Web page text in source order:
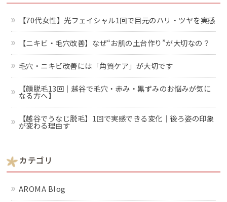
【70代女性】光フェイシャル1回で目元のハリ・ツヤを実感
【ニキビ・毛穴改善】なぜ“お肌の土台作り”が大切なの？
毛穴・ニキビ改善には「角質ケア」が大切です
【顔脱毛13回｜越谷で毛穴・赤み・黒ずみのお悩みが気に
なる方へ】
【越谷でうなじ脱毛】1回で実感できる変化｜後ろ姿の印象
が変わる理由す
カテゴリ
AROMA Blog